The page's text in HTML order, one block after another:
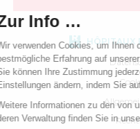
HÔPITAUX